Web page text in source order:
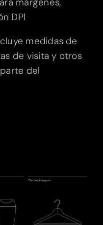
DPI
medidas de
de visita y otros
del